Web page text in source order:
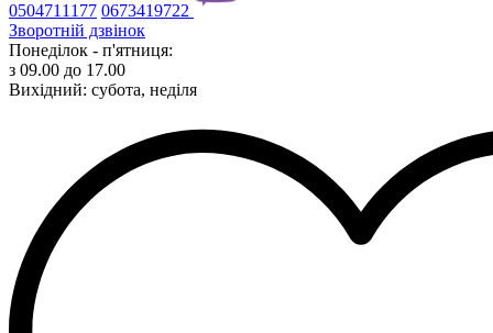
0504711177 0673419722
Зворотній дзвінок
Понеділок - п'ятниця:
з 09.00 до 17.00
Вихідний: субота, неділя